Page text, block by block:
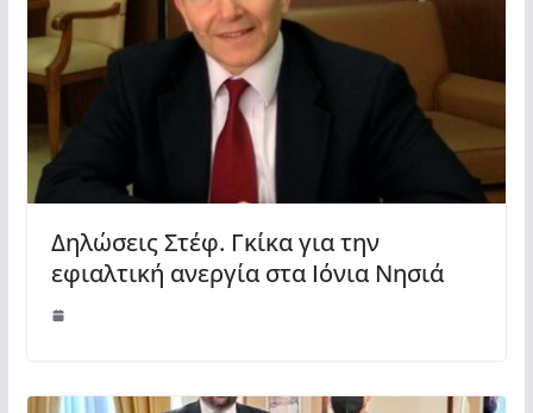
Δηλώσεις Στέφ. Γκίκα για την
εφιαλτική ανεργία στα Ιόνια Νησιά